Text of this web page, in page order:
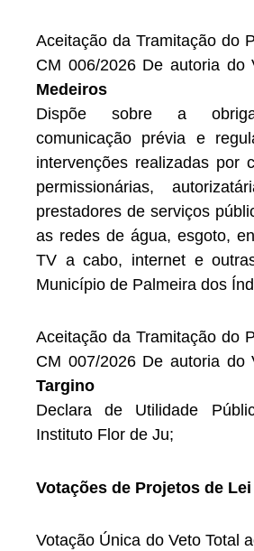
Aceitação da Tramitação do
CM 006/2026 De autoria do
Medeiros
Dispõe sobre a
comunicação prévia e
intervenções realizadas por
permissionárias,
prestadores de serviços
as redes de água, esgoto,
TV a cabo, internet e
Município de Palmeira dos
Aceitação da Tramitação do
CM 007/2026 De autoria do
Targino
Declara de Utilidade
Instituto Flor de Ju;
Votações de Projetos de Lei
Votação Única do Veto Total